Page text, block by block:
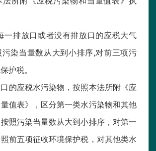
一排放口或者没有排放口的应税大气
染当量数从大到小排序,对前三项污
护税。
的应税水污染物，按照本法所附《应
值表》，区分第一类水污染物和其他
照污染当量数从大到小排序，对第一
前五项征收环境保护税，对其他类水